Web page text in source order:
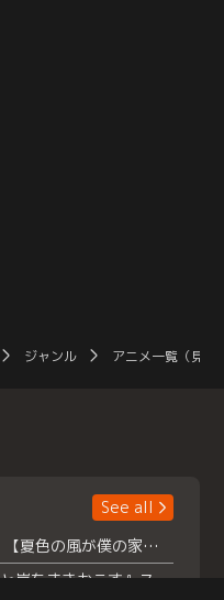
ジャンル アニメ一覧（見放
See all
浮所飛貴主演！ 【夏色の風が僕の家にやってきた】 本日よりテラサで独占配信スタート！
『夏色の雲が恋と嵐をまきおこす』スペシャルメイキング 【Part1】2026年７月18日（土）23時30分～配信スタート！話題のシーンの裏側を大公開！豪華キャスト大集合！ 『武宮家 真夏の家族会議』開催！